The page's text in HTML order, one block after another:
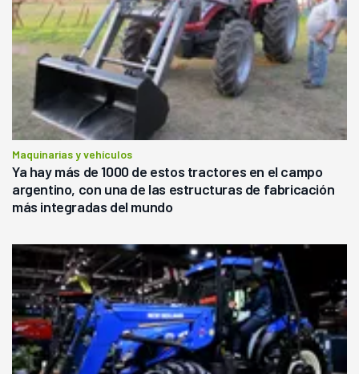
Maquinarias y vehículos
Ya hay más de 1000 de estos tractores en el campo
argentino, con una de las estructuras de fabricación
más integradas del mundo